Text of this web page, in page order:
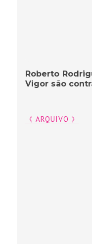
Roberto
Vigor são
《 ARQUIVO 》